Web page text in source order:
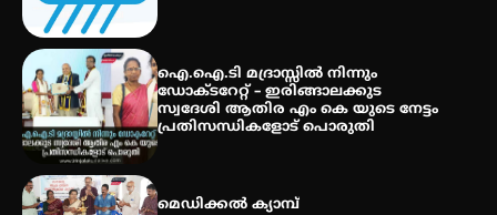
2026 കവിതാ ചർച്ച കാട്ടൂർ, ടി. കെ.
ബാലൻ ഹാളിൽ 16ന്
ഐ.ഐ.ടി മദ്രാസ്സിൽ നിന്നും
ഡോക്ടറേറ്റ് – ഇരിങ്ങാലക്കുട
സ്വദേശി ആതിര എം കെ യുടെ നേട്ടം
പ്രതിസന്ധികളോട് പൊരുതി
മെഡിക്കൽ ക്യാമ്പ്